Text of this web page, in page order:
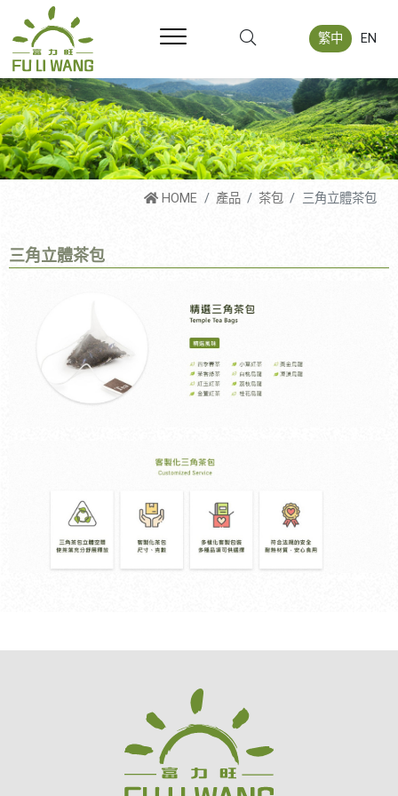
繁中 EN
HOME 產品 茶包 三角立體茶包
三角立體茶包